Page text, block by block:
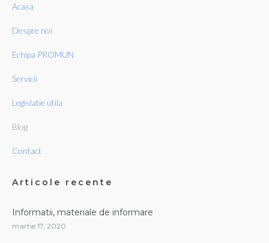
Acasa
Despre noi
Echipa PROMUN
Servicii
Legislatie utila
Blog
Contact
Articole recente
Informatii, materiale de informare
martie 17, 2020